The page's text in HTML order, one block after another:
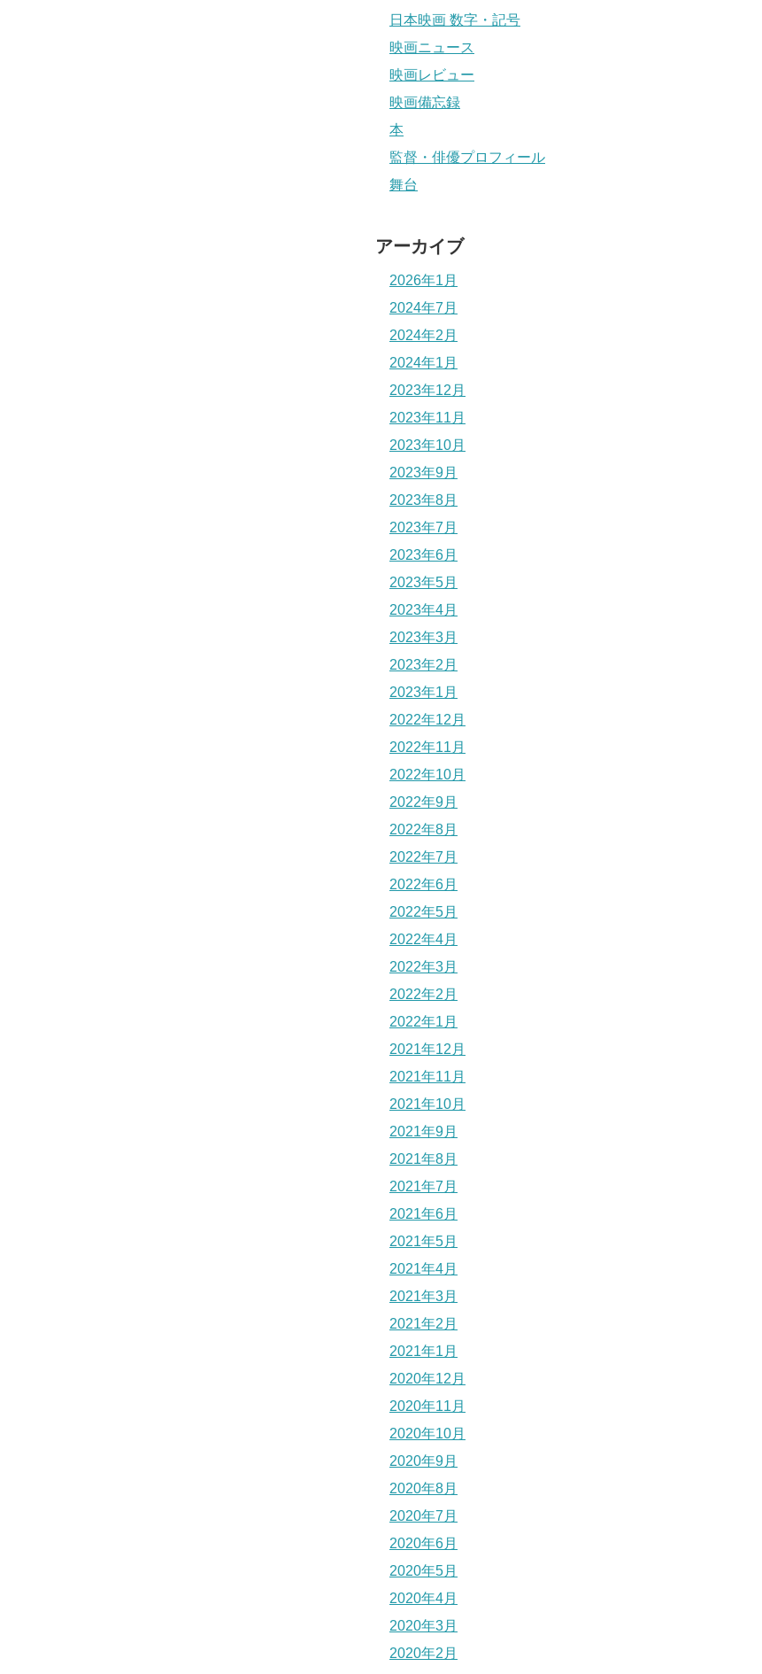
日本映画 数字・記号
映画ニュース
映画レビュー
映画備忘録
本
監督・俳優プロフィール
舞台
アーカイブ
2026年1月
2024年7月
2024年2月
2024年1月
2023年12月
2023年11月
2023年10月
2023年9月
2023年8月
2023年7月
2023年6月
2023年5月
2023年4月
2023年3月
2023年2月
2023年1月
2022年12月
2022年11月
2022年10月
2022年9月
2022年8月
2022年7月
2022年6月
2022年5月
2022年4月
2022年3月
2022年2月
2022年1月
2021年12月
2021年11月
2021年10月
2021年9月
2021年8月
2021年7月
2021年6月
2021年5月
2021年4月
2021年3月
2021年2月
2021年1月
2020年12月
2020年11月
2020年10月
2020年9月
2020年8月
2020年7月
2020年6月
2020年5月
2020年4月
2020年3月
2020年2月